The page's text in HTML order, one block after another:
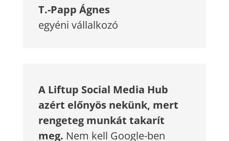
T.-Papp Ágnes
egyéni vállalkozó
A Liftup Social Media Hub
azért előnyös nekünk, mert
rengeteg munkát takarít
meg. Nem kell Google-ben